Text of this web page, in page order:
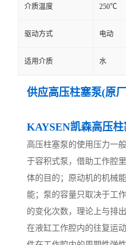
介质温度 250℃
驱动方式 电动
适用介质 水
供应高压柱塞泵(原
KAYSEN凯森高压
高压柱塞泵的使用压力一
于容积式泵，借助工作腔
体的目的；原动机的机械
能；泵的容量只取决于工
的变化次数，理论上与排
在液缸工作腔内的往复运